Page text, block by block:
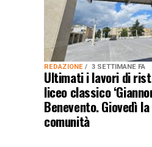
REDAZIONE 3 SETTIMANE FA
Ultimati i lavori di
liceo classico
Benevento. Giovedì
comunità